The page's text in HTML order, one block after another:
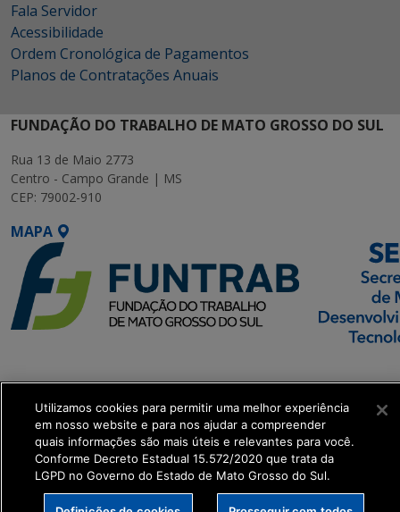
Fala Servidor
Acessibilidade
Ordem Cronológica de Pagamentos
Planos de Contratações Anuais
FUNDAÇÃO DO TRABALHO DE MATO GROSSO DO SUL
Rua 13 de Maio 2773
Centro - Campo Grande | MS
CEP: 79002-910
MAPA
Transformação Digital
get_footer();
Utilizamos cookies para permitir uma melhor experiência
em nosso website e para nos ajudar a compreender
quais informações são mais úteis e relevantes para você.
Conforme Decreto Estadual 15.572/2020 que trata da
LGPD no Governo do Estado de Mato Grosso do Sul.